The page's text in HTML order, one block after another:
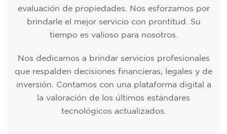
evaluación de propiedades. Nos esforzamos por
brindarle el mejor servicio con prontitud. Su
tiempo es valioso para nosotros.
Nos dedicamos a brindar servicios profesionales
que respalden decisiones financieras, legales y de
inversión. Contamos con una plataforma digital a
la valoración de los últimos estándares
tecnológicos actualizados.